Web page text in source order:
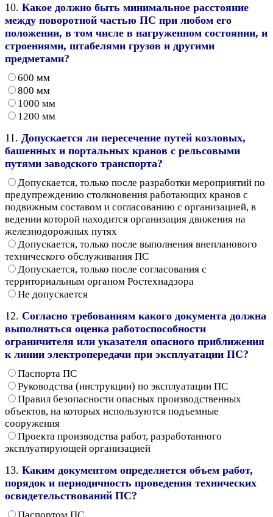
10. Какое должно быть минимальное расстояние
между поворотной частью ПС при любом его
положении, в том числе в нагруженном состоянии, и
строениями, штабелями грузов и другими
предметами?
600 мм
800 мм
1000 мм
1200 мм
11. Допускается ли пересечение путей козловых,
башенных и портальных кранов с рельсовыми
путями заводского транспорта?
Допускается, только после разработки мероприятий по
предупреждению столкновения работающих кранов с
подвижным составом и согласованию с организацией, в
ведении которой находится организация движения на
железнодорожных путях
Допускается, только после выполнения внепланового
технического обслуживания ПС
Допускается, только после согласования с
территориальным органом Ростехнадзора
Не допускается
12. Согласно требованиям какого документа должна
выполняться оценка работоспособности
ограничителя или указателя опасного приближения
к линии электропередачи при эксплуатации ПС?
Паспорта ПС
Руководства (инструкции) по эксплуатации ПС
Правил безопасности опасных производственных
объектов, на которых используются подъемные
сооружения
Проекта производства работ, разработанного
эксплуатирующей организацией
13. Каким документом определяется объем работ,
порядок и периодичность проведения технических
освидетельствований ПС?